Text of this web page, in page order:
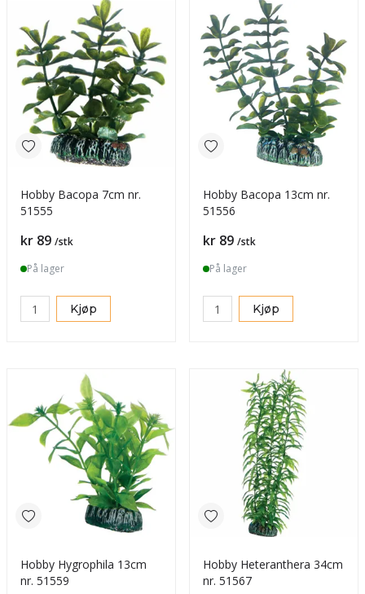
Hobby Bacopa 7cm nr.
51555
Pris
kr 89 /stk
På lager
Kjøp
Hobby Bacopa 13cm nr.
51556
Pris
kr 89 /stk
På lager
Kjøp
Hobby Hygrophila 13cm
nr. 51559
Hobby Heteranthera 34cm
nr. 51567